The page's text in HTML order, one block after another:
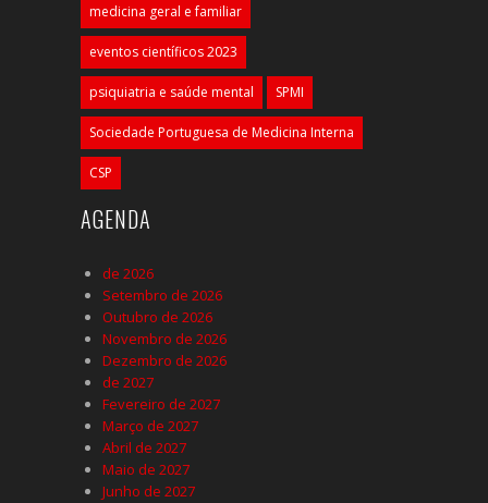
medicina geral e familiar
eventos científicos 2023
psiquiatria e saúde mental SPMI
Sociedade Portuguesa de Medicina Interna
CSP
AGENDA
de 2026
Setembro de 2026
Outubro de 2026
Novembro de 2026
Dezembro de 2026
de 2027
Fevereiro de 2027
Março de 2027
Abril de 2027
Maio de 2027
Junho de 2027